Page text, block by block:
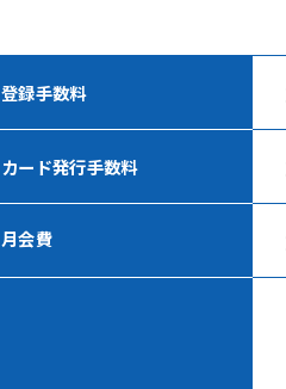
登録手数料
カード発行手数料
月会費